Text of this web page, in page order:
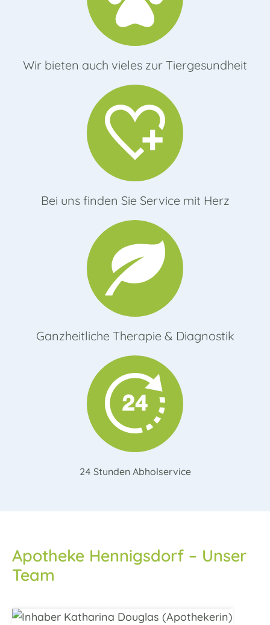
Wir bieten auch vieles zur Tiergesundheit
Bei uns finden Sie Service mit Herz
Ganzheitliche Therapie & Diagnostik
24 Stunden Abholservice
Apotheke Hennigsdorf – Unser
Team